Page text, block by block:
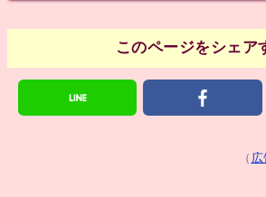
このページをシェア
（